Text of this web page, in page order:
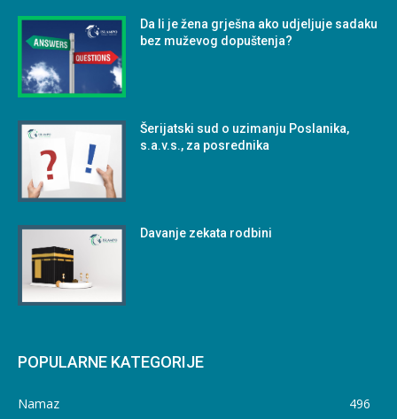
Da li je žena grješna ako udjeljuje sadaku
bez muževog dopuštenja?
Šerijatski sud o uzimanju Poslanika,
s.a.v.s., za posrednika
Davanje zekata rodbini
POPULARNE KATEGORIJE
Namaz
496